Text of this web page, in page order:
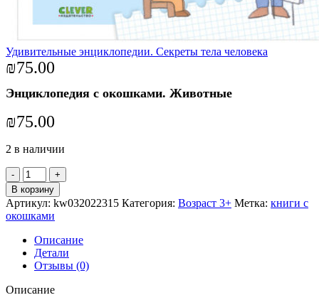
Удивительные энциклопедии. Секреты тела человека
₪75.00
Энциклопедия с окошками. Животные
₪75.00
2 в наличии
В корзину
Артикул: kw032022315 Категория: Возраст 3+ Метка: книги с
окошками
Описание
Детали
Отзывы (0)
Описание